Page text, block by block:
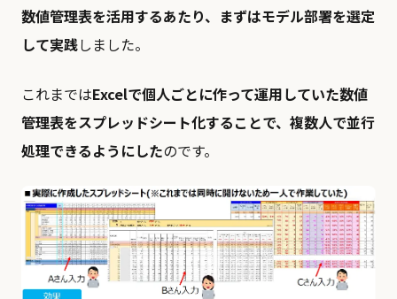
数値管理表を活用するあたり、まずはモデル部署を選定
して実践しました。
これまではExcelで個人ごとに作って運用していた数値
管理表をスプレッドシート化することで、複数人で並行
処理できるようにしたのです。